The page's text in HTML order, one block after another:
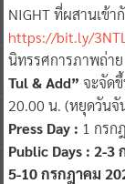
NIGHT ที่ผสานเข้า
https://bit.ly/
นิทรรศการภาพถ่าย
Tul & Add” จะจัด
20.00 น. (หยุดวัน
Press Day : 1 กรก
Public Days : 2-
5-10 กรกฎาคม